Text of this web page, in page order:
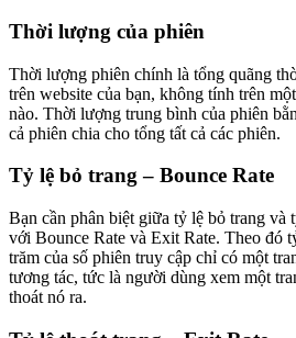
Thời lượng của phiên
Thời lượng phiên chính là tổng quãng
trên website của bạn, không tính trên
nào. Thời lượng trung bình của phiên
cả phiên chia cho tổng tất cả các phiên.
Tỷ lệ bỏ trang – Bounce Rate
Bạn cần phân biệt giữa tỷ lệ bỏ trang và
với Bounce Rate và Exit Rate. Theo đó
trăm của số phiên truy cập chỉ có một
tương tác, tức là người dùng xem một
thoát nó ra.